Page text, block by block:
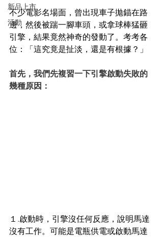
新品上市
活動
不少電影名場面，曾出現車子拋錨在路
邊，然後被踹一腳車頭，或拿球棒猛砸
引擎，結果竟然神奇的發動了。考考各
位：「這究竟是扯淡，還是有根據？」
首先，我們先複習一下引擎啟動失敗的
幾種原因：
１.啟動時，引擎沒任何反應，說明馬達
沒有工作。可能是電瓶供電或啟動馬達